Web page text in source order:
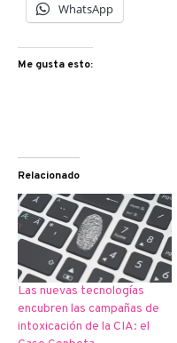
WhatsApp
Me gusta esto:
Relacionado
Las nuevas tecnologías
encubren las campañas de
intoxicación de la CIA: el